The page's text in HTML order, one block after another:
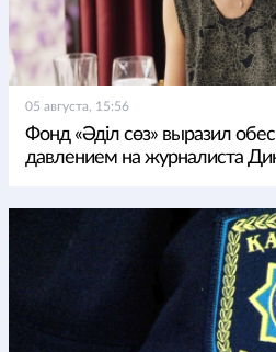
05 августа, 15:56
Фонд «Әділ сөз» выразил
давлением на журналиста